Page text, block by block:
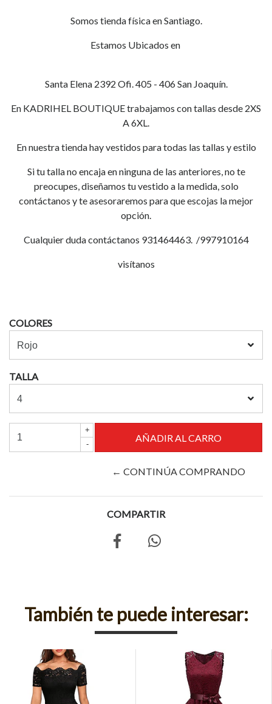
Somos tienda física en Santiago.
Estamos Ubicados en
Santa Elena 2392 Ofi. 405 - 406 San Joaquín.
En KADRIHEL BOUTIQUE trabajamos con tallas desde 2XS
A 6XL.
En nuestra tienda hay vestidos para todas las tallas y estilo
Si tu talla no encaja en ninguna de las anteriores, no te
preocupes, diseñamos tu vestido a la medida, solo
contáctanos y te asesoraremos para que escojas la mejor
opción.
Cualquier duda contáctanos 931464463. /997910164
visítanos
COLORES
TALLA
+
-
← CONTINÚA COMPRANDO
COMPARTIR
También te puede interesar: